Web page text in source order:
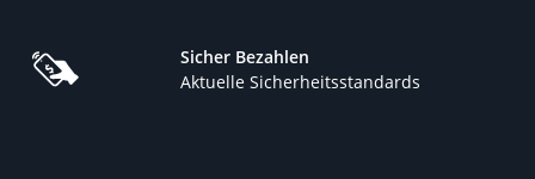
Sicher Bezahlen
Aktuelle Sicherheitsstandards